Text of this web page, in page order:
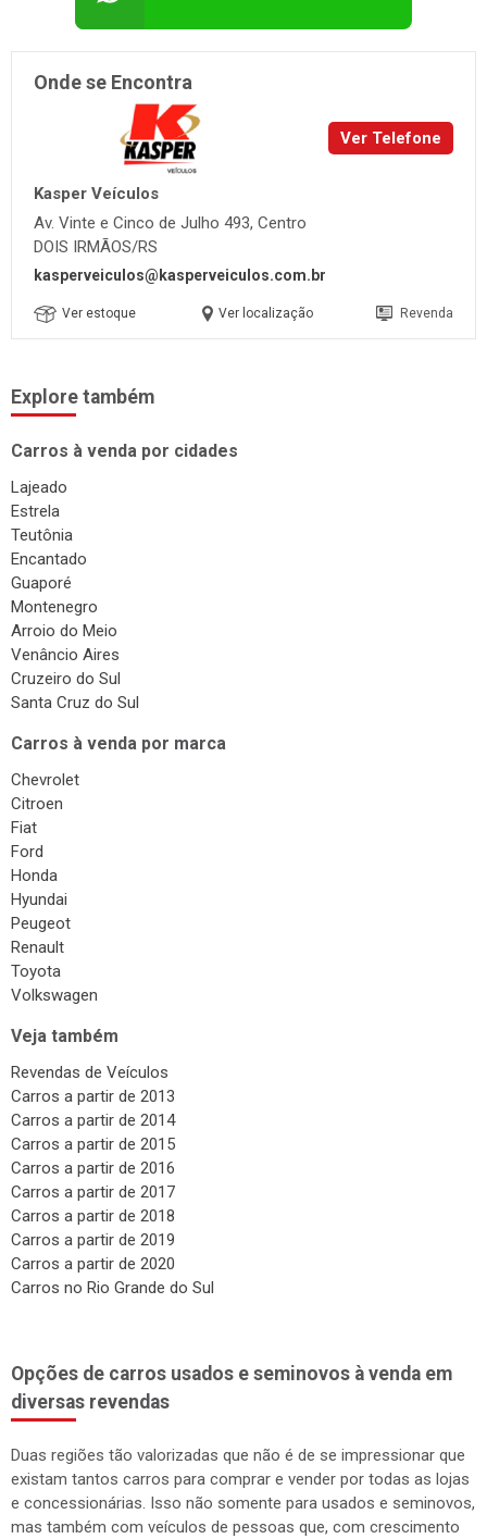
Onde se Encontra
Ver Telefone
Kasper Veículos
Av. Vinte e Cinco de Julho 493, Centro
DOIS IRMÃOS/RS
kasperveiculos@kasperveiculos.com.br
Ver estoque Ver localização Revenda
Explore também
Carros à venda por cidades
Lajeado
Estrela
Teutônia
Encantado
Guaporé
Montenegro
Arroio do Meio
Venâncio Aires
Cruzeiro do Sul
Santa Cruz do Sul
Carros à venda por marca
Chevrolet
Citroen
Fiat
Ford
Honda
Hyundai
Peugeot
Renault
Toyota
Volkswagen
Veja também
Revendas de Veículos
Carros a partir de 2013
Carros a partir de 2014
Carros a partir de 2015
Carros a partir de 2016
Carros a partir de 2017
Carros a partir de 2018
Carros a partir de 2019
Carros a partir de 2020
Carros no Rio Grande do Sul
Opções de carros usados e seminovos à venda em
diversas revendas
Duas regiões tão valorizadas que não é de se impressionar que
existam tantos carros para comprar e vender por todas as lojas
e concessionárias. Isso não somente para usados e seminovos,
mas também com veículos de pessoas que, com crescimento